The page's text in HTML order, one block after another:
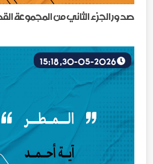
صدور الجزء الثاني من المجموعة